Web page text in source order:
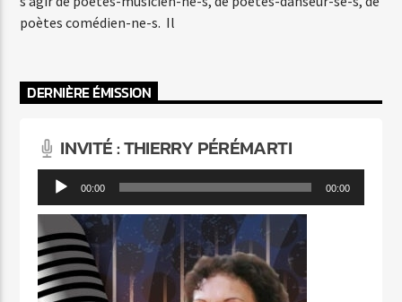
poètes comédien-ne-s. Il
DERNIÈRE ÉMISSION
INVITÉ : THIERRY PÉRÉMARTI
Lecteur 00:00 00:00